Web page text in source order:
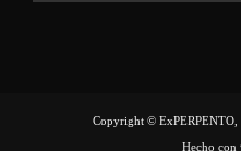
Copyright © ExPERPENTO,
Hecho con